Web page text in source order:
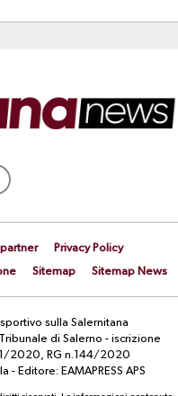
Privacy Policy
Sitemap Sitemap News
sulla Salernitana
di Salerno - iscrizione
2020, RG n.144/2020
Editore: EAMAPRESS APS